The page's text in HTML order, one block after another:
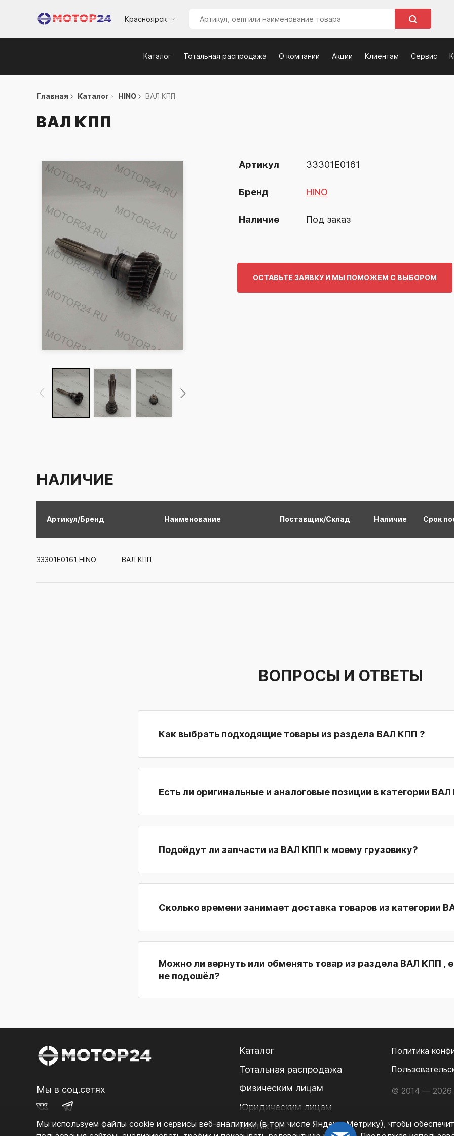
Красноярск
Каталог Тотальная распродажа О компании Акции Клиентам Сервис
Главная Каталог HINO ВАЛ КПП
ВАЛ КПП
Артикул 33301Е0161
Бренд HINO
Наличие Под заказ
ОСТАВЬТЕ ЗАЯВКУ И МЫ ПОМОЖЕМ С ВЫБОРОМ
НАЛИЧИЕ
Артикул/Бренд Наименование Поставщик/Склад Наличие Срок
33301Е0161 HINO ВАЛ КПП
ВОПРОСЫ И ОТВЕТЫ
Как выбрать подходящие товары из раздела ВАЛ КПП ?
Есть ли оригинальные и аналоговые позиции в категории
Подойдут ли запчасти из ВАЛ КПП к моему грузовику?
Сколько времени занимает доставка товаров из категории
Можно ли вернуть или обменять товар из раздела ВАЛ КПП ,
не подошёл?
Мы используем файлы cookie и сервисы веб‑аналитики (в том числе Яндекс. Метрику), чтобы
Мы в соц.сетях
Каталог
Тотальная распродажа
Физическим лицам
Юридическим лицам
Контакты
Политика
© 2014 — 2026